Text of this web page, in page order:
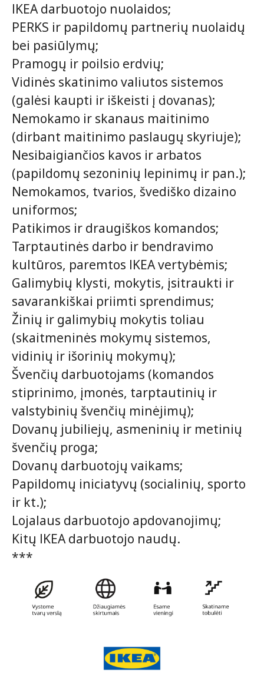
IKEA darbuotojo nuolaidos;
PERKS ir papildomų partnerių nuolaidų
bei pasiūlymų;
Pramogų ir poilsio erdvių;
Vidinės skatinimo valiutos sistemos
(galėsi kaupti ir iškeisti į dovanas);
Nemokamo ir skanaus maitinimo
(dirbant maitinimo paslaugų skyriuje);
Nesibaigiančios kavos ir arbatos
(papildomų sezoninių lepinimų ir pan.);
Nemokamos, tvarios, švediško dizaino
uniformos;
Patikimos ir draugiškos komandos;
Tarptautinės darbo ir bendravimo
kultūros, paremtos IKEA vertybėmis;
Galimybių klysti, mokytis, įsitraukti ir
savarankiškai priimti sprendimus;
Žinių ir galimybių mokytis toliau
(skaitmeninės mokymų sistemos,
vidinių ir išorinių mokymų);
Švenčių darbuotojams (komandos
stiprinimo, įmonės, tarptautinių ir
valstybinių švenčių minėjimų);
Dovanų jubiliejų, asmeninių ir metinių
švenčių proga;
Dovanų darbuotojų vaikams;
Papildomų iniciatyvų (socialinių, sporto
ir kt.);
Lojalaus darbuotojo apdovanojimų;
Kitų IKEA darbuotojo naudų.
***